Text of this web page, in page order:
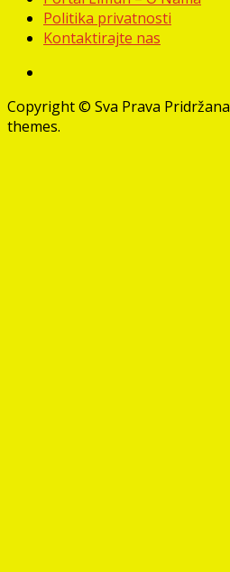
Politika privatnosti
Kontaktirajte nas
Copyright © Sva Prava Pridržana
themes.